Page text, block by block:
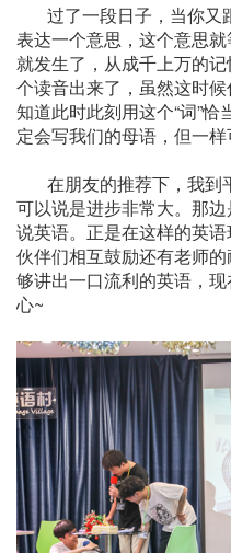
过了一段日子，当你又
表达一个意思，这个意思
就发生了，从成千上万的
个读音出来了，虽然这时
知道此时此刻用这个“词”
定会写我们的母语，但一样
在朋友的推荐下，我到
可以说是进步非常大。那
说英语。正是在这样的英语
伙伴们相互鼓励还有老师
够讲出一口流利的英语，
心~